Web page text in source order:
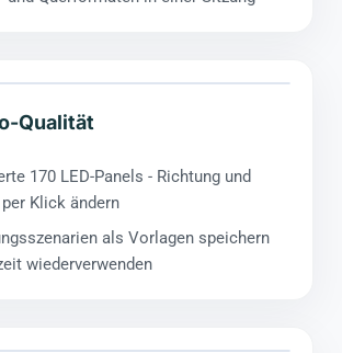
Qualität
170 LED-Panels - Richtung und
Klick ändern
als Vorlagen speichern
wiederverwenden